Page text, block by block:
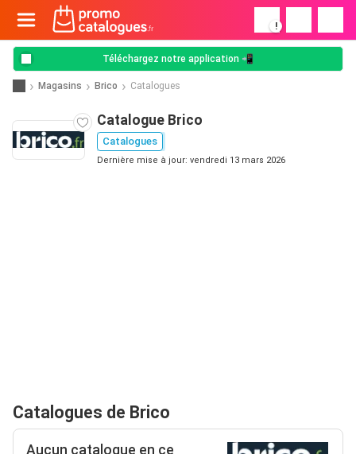
!
Téléchargez notre application 📲
Magasins Brico Catalogues
Catalogue Brico
Catalogues
Dernière mise à jour: vendredi 13 mars 2026
Catalogues de Brico
Aucun catalogue en ce